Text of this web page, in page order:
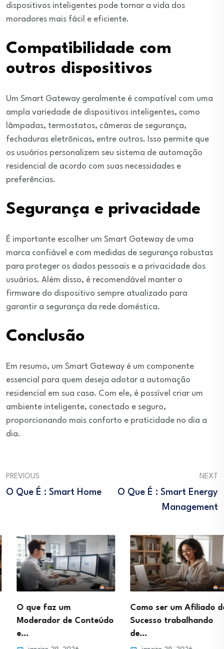
dispositivos inteligentes pode tornar a vida dos
moradores mais fácil e eficiente.
Compatibilidade com
outros dispositivos
Um Smart Gateway geralmente é compatível com uma
ampla variedade de dispositivos inteligentes, como
lâmpadas, termostatos, câmeras de segurança,
fechaduras eletrônicas, entre outros. Isso permite que
os usuários personalizem seu sistema de automação
residencial de acordo com suas necessidades e
preferências.
Segurança e privacidade
É importante escolher um Smart Gateway de uma
marca confiável e com medidas de segurança robustas
para proteger os dados pessoais e a privacidade dos
usuários. Além disso, é recomendável manter o
firmware do dispositivo sempre atualizado para
garantir a segurança da rede doméstica.
Conclusão
Em resumo, um Smart Gateway é um componente
essencial para quem deseja adotar a automação
residencial em sua casa. Com ele, é possível criar um
ambiente inteligente, conectado e seguro,
proporcionando mais conforto e praticidade no dia a
dia.
PREVIOUS
O Que É : Smart Home
NEXT
O Que É : Smart Energy
Management
O que faz um
Moderador de Conteúdo
e…
Como ser um Afiliado de
Sucesso trabalhando
de…